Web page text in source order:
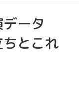
ータ
ちとこれ